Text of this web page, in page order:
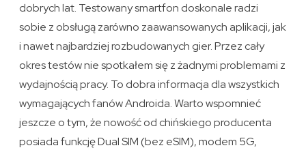
dobrych lat. Testowany smartfon doskonale radzi
sobie z obsługą zarówno zaawansowanych aplikacji, jak
i nawet najbardziej rozbudowanych gier. Przez cały
okres testów nie spotkałem się z żadnymi problemami z
wydajnością pracy. To dobra informacja dla wszystkich
wymagających fanów Androida. Warto wspomnieć
jeszcze o tym, że nowość od chińskiego producenta
posiada funkcję Dual SIM (bez eSIM), modem 5G,